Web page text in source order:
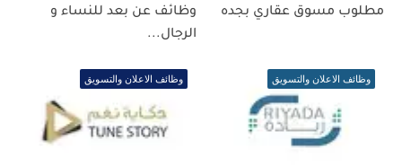
مطلوب مسوق عقاري بجده
وظائف عن بعد للنساء و
الرجال...
وظائف الاعلان والتسويق وظائف الاعلان والتسويق